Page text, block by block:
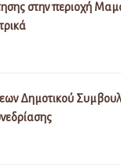
στην περιοχή
Δημοτικού